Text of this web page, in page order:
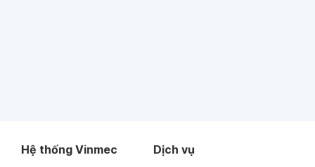
Hệ thống Vinmec Dịch vụ